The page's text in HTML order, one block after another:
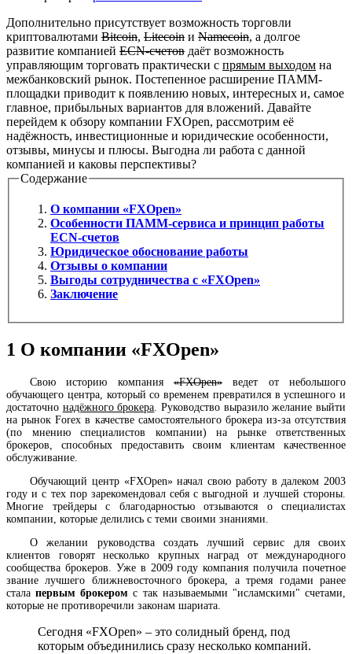
Дополнительно присутствует возможность торговли
криптовалютами Bitcoin, Litecoin и Nameсoin, а долгое
развитие компанией ECN-счетов даёт возможность
управляющим торговать практически с прямым выходом на
межбанковский рынок. Постепенное расширение ПАММ-
площадки приводит к появлению новых, интересных и, самое
главное, прибыльных вариантов для вложений. Давайте
перейдем к обзору компании FXOpen, рассмотрим её
надёжность, инвестиционные и юридические особенности,
отзывы, минусы и плюсы. Выгодна ли работа с данной
компанией и каковы перспективы?
Содержание
О компании «FXOpen»
Особенности ПАММ-сервиса и принцип работы
ECN-счетов
Юридическое обоснование работы
Отзывы о компании
Выгоды сотрудничества с «FXOpen»
Заключение
1 О компании «FXOpen»
Свою историю компания «FXOpen» ведет от небольшого
обучающего центра, который со временем превратился в успешного и
достаточно надёжного брокера. Руководство выразило желание выйти
на рынок Forex в качестве самостоятельного брокера из-за отсутствия
(по мнению специалистов компании) на рынке ответственных
брокеров, способных предоставить своим клиентам качественное
обслуживание.
Обучающий центр «FXOpen» начал свою работу в далеком 2003
году и с тех пор зарекомендовал себя с выгодной и лучшей стороны.
Многие трейдеры с благодарностью отзываются о специалистах
компании, которые делились с теми своими знаниями.
О желании руководства создать лучший сервис для своих
клиентов говорят несколько крупных наград от международного
сообщества брокеров. Уже в 2009 году компания получила почетное
звание лучшего ближневосточного брокера, а тремя годами ранее
сталапервым брокером с так называемыми "исламскими" счетами,
которые не противоречили законам шариата.
Сегодня «FXOpen» – это солидный бренд, под
которым объединились сразу несколько компаний.